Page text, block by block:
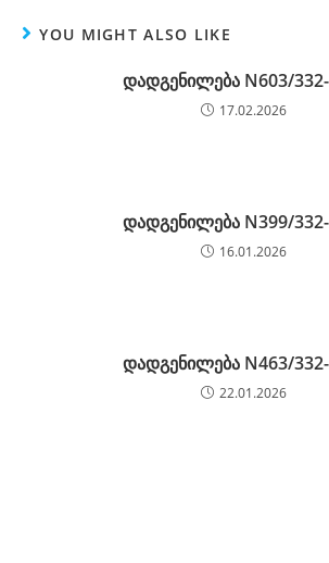
YOU MIGHT ALSO LIKE
დადგენილება N603/
17.02.2026
დადგენილება N399/
16.01.2026
დადგენილება N463/
22.01.2026